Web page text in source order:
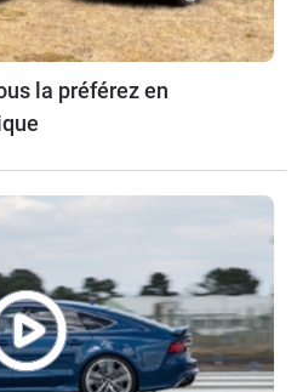
la préférez en